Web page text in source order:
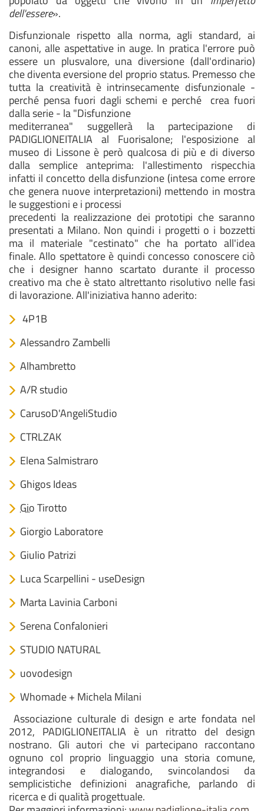
dell'essere».
Disfunzionale rispetto alla norma, agli standard, ai
canoni, alle aspettative in auge. In pratica l'errore può
essere un plusvalore, una diversione (dall'ordinario)
che diventa eversione del proprio status. Premesso che
tutta la creatività è intrinsecamente disfunzionale -
perché pensa fuori dagli schemi e perché crea fuori
dalla serie - la "Disfunzione
mediterranea" suggellerà la partecipazione di
PADIGLIONEITALIA al Fuorisalone; l'esposizione al
museo di Lissone è però qualcosa di più e di diverso
dalla semplice anteprima: l'allestimento rispecchia
infatti il concetto della disfunzione (intesa come errore
che genera nuove interpretazioni) mettendo in mostra
le suggestioni e i processi
precedenti la realizzazione dei prototipi che saranno
presentati a Milano. Non quindi i progetti o i bozzetti
ma il materiale "cestinato" che ha portato all'idea
finale. Allo spettatore è quindi concesso conoscere ciò
che i designer hanno scartato durante il processo
creativo ma che è stato altrettanto risolutivo nelle fasi
di lavorazione. All'iniziativa hanno aderito:
4P1B
Alessandro Zambelli
Alhambretto
A/R studio
CarusoD'AngeliStudio
CTRLZAK
Elena Salmistraro
Ghigos Ideas
GioTirotto
Giorgio Laboratore
Giulio Patrizi
Luca Scarpellini - useDesign
Marta Lavinia Carboni
Serena Confalonieri
STUDIO NATURAL
uovodesign
Whomade + Michela Milani
Associazione culturale di design e arte fondata nel
2012, PADIGLIONEITALIA è un ritratto del design
nostrano. Gli autori che vi partecipano raccontano
ognuno col proprio linguaggio una storia comune,
integrandosi e dialogando, svincolandosi da
semplicistiche definizioni anagrafiche, parlando di
ricerca e di qualità progettuale.